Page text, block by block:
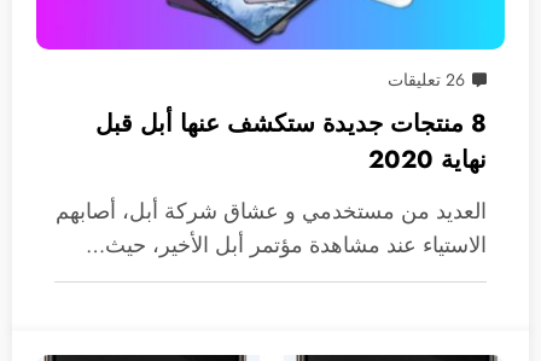
26 تعليقات
8 منتجات جديدة ستكشف عنها أبل قبل
نهاية 2020
العديد من مستخدمي و عشاق شركة أبل، أصابهم
الاستياء عند مشاهدة مؤتمر أبل الأخير، حيث…